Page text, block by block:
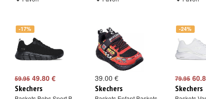
-17%
59.95 49.80 €
Skechers
39.00 €
Skechers
-24%
79.95
Skechers